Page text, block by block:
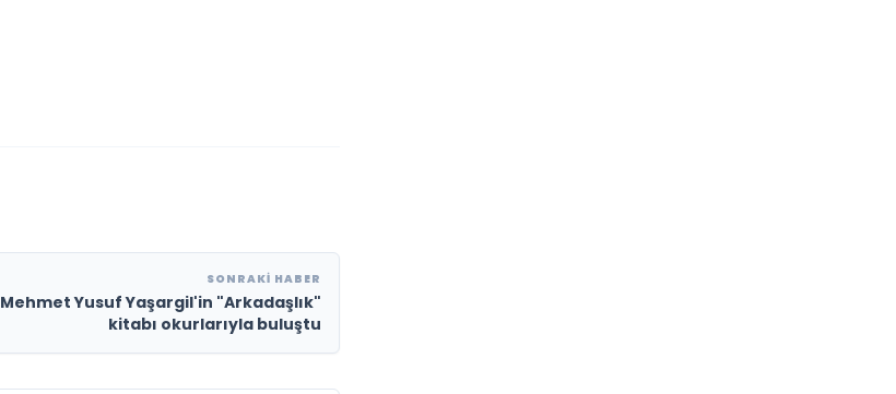
SONRAKI HABER
Mehmet Yusuf Yaşargil'in "Arkadaşlık"
kitabı okurlarıyla buluştu